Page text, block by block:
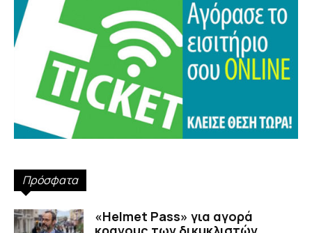
Πρόσφατα
«Helmet Pass» για αγορά